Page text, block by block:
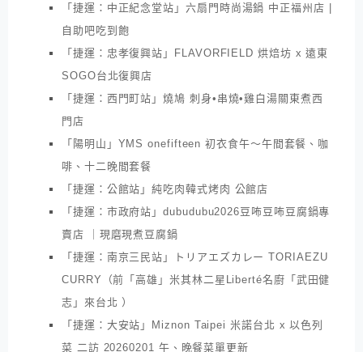
「捷運：中正紀念堂站」六扇門時尚湯鍋 中正福州店 |
自助吧吃到飽
「捷運：忠孝復興站」FLAVORFIELD 烘焙坊 x 遠東
SOGO台北復興店
「捷運：西門町站」燒鳩 刺身•串燒•雞白湯關東煮西
門店
「陽明山」YMS onefifteen 初衣食午～午間套餐、咖
啡、十二晚間套餐
「捷運：公館站」純吃肉韓式烤肉 公館店
「捷運：市政府站」dubudubu2026豆咘豆咘豆腐鍋專
賣店 ｜現磨現煮豆腐鍋
「捷運：南京三民站」トリアエズカレー TORIAEZU
CURRY（前「高雄」米其林二星Liberté名廚「武田健
志」來台北 ）
「捷運：大安站」Miznon Taipei 米諾台北 x 以色列
菜 二訪 20260201 午、晚餐菜單更新